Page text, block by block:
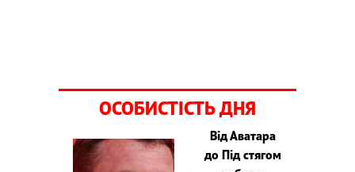
ОСОБИСТІСТЬ ДНЯ
Від Аватара
до Під стягом